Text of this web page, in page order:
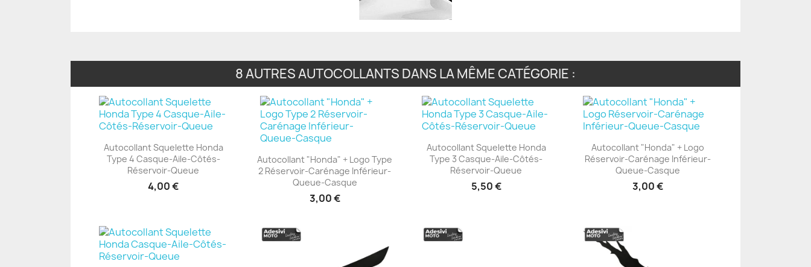
8 AUTRES AUTOCOLLANTS DANS LA MÊME CATÉGORIE :
+23
Autocollant Squelette Honda
Type 4 Casque-Aile-Côtés-
Réservoir-Queue
4,00 €
+23
Autocollant "Honda" + Logo Type
2 Réservoir-Carénage Inférieur-
Queue-Casque
3,00 €
+23
Autocollant Squelette Honda
Type 3 Casque-Aile-Côtés-
Réservoir-Queue
5,50 €
+23
Autocollant "Honda" + Logo
Réservoir-Carénage Inférieur-
Queue-Casque
3,00 €